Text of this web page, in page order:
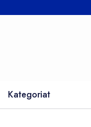
Kategoriat